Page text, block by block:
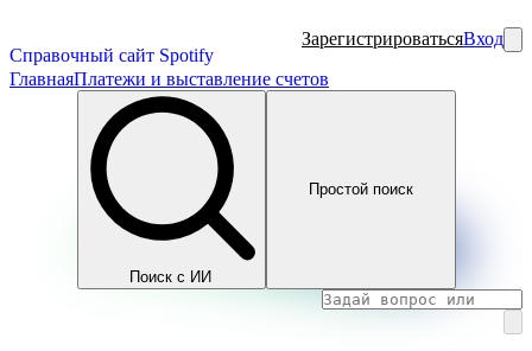
Справочный сайт Spotify
ЗарегистрироватьсяВход
ГлавнаяПлатежи и выставление счетов
Поиск с ИИ
Простой поиск